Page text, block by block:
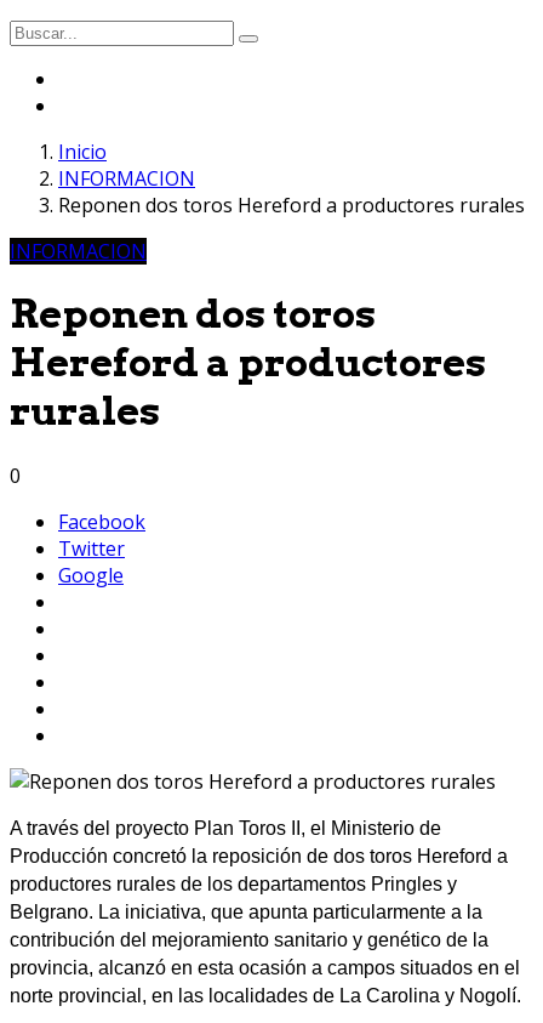
Inicio
INFORMACION
Reponen dos toros Hereford a productores rurales
INFORMACION
Reponen dos toros
Hereford a productores
rurales
0
Facebook
Twitter
Google
A través del proyecto Plan Toros II, el Ministerio de
Producción concretó la reposición de dos toros Hereford a
productores rurales de los departamentos Pringles y
Belgrano. La iniciativa, que apunta particularmente a la
contribución del mejoramiento sanitario y genético de la
provincia, alcanzó en esta ocasión a campos situados en el
norte provincial, en las localidades de La Carolina y Nogolí.